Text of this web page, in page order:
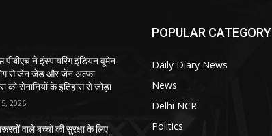
ने इंस्पायरिंग इंडियन वूमेन
से जेन जेड और जेन अल्फा
को सेनानियों के इतिहास से जोड़ा
2026
वाले बच्चों की सुरक्षा के लिए
POPULAR CATEGORY
Daily Diary News
News
Delhi NCR
Politics